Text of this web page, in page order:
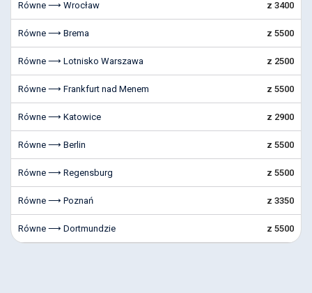
Równe ⟶ Wrocław z 3400
Równe ⟶ Brema z 5500
Równe ⟶ Lotnisko Warszawa z 2500
Równe ⟶ Frankfurt nad Menem z 5500
Równe ⟶ Katowice z 2900
Równe ⟶ Berlin z 5500
Równe ⟶ Regensburg z 5500
Równe ⟶ Poznań z 3350
Równe ⟶ Dortmundzie z 5500